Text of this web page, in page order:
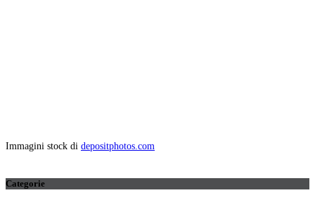
Immagini stock di depositphotos.com
Categorie